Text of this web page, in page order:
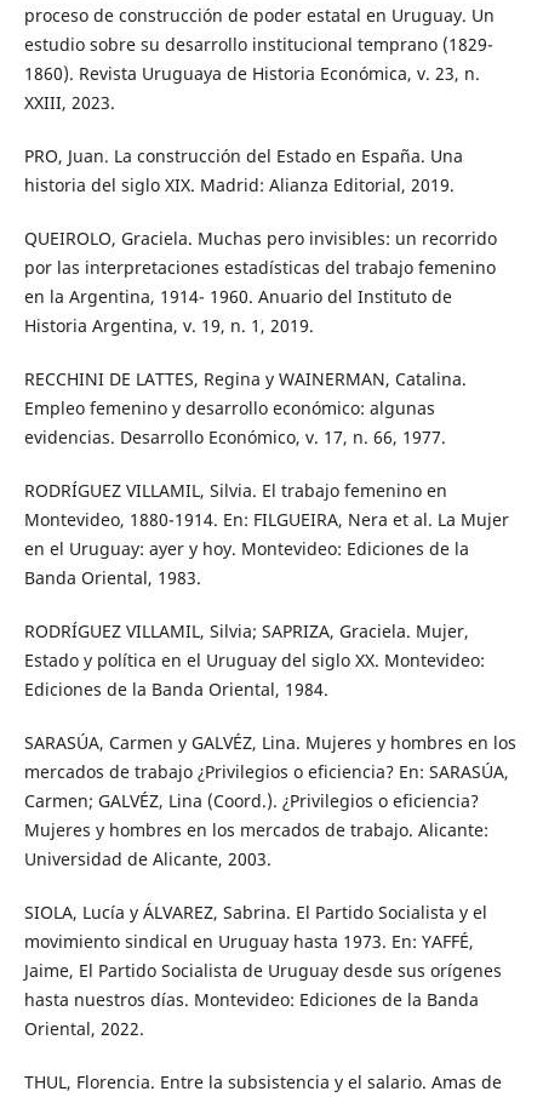
proceso de construcción de poder estatal en Uruguay. Un
estudio sobre su desarrollo institucional temprano (1829-
1860). Revista Uruguaya de Historia Económica, v. 23, n.
XXIII, 2023.
PRO, Juan. La construcción del Estado en España. Una
historia del siglo XIX. Madrid: Alianza Editorial, 2019.
QUEIROLO, Graciela. Muchas pero invisibles: un recorrido
por las interpretaciones estadísticas del trabajo femenino
en la Argentina, 1914- 1960. Anuario del Instituto de
Historia Argentina, v. 19, n. 1, 2019.
RECCHINI DE LATTES, Regina y WAINERMAN, Catalina.
Empleo femenino y desarrollo económico: algunas
evidencias. Desarrollo Económico, v. 17, n. 66, 1977.
RODRÍGUEZ VILLAMIL, Silvia. El trabajo femenino en
Montevideo, 1880-1914. En: FILGUEIRA, Nera et al. La Mujer
en el Uruguay: ayer y hoy. Montevideo: Ediciones de la
Banda Oriental, 1983.
RODRÍGUEZ VILLAMIL, Silvia; SAPRIZA, Graciela. Mujer,
Estado y política en el Uruguay del siglo XX. Montevideo:
Ediciones de la Banda Oriental, 1984.
SARASÚA, Carmen y GALVÉZ, Lina. Mujeres y hombres en los
mercados de trabajo ¿Privilegios o eficiencia? En: SARASÚA,
Carmen; GALVÉZ, Lina (Coord.). ¿Privilegios o eficiencia?
Mujeres y hombres en los mercados de trabajo. Alicante:
Universidad de Alicante, 2003.
SIOLA, Lucía y ÁLVAREZ, Sabrina. El Partido Socialista y el
movimiento sindical en Uruguay hasta 1973. En: YAFFÉ,
Jaime, El Partido Socialista de Uruguay desde sus orígenes
hasta nuestros días. Montevideo: Ediciones de la Banda
Oriental, 2022.
THUL, Florencia. Entre la subsistencia y el salario. Amas de